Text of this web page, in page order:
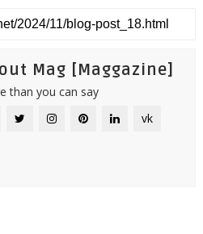
Mag [Maggazine]
than you can say
vk